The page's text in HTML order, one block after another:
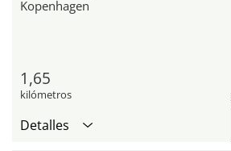
Kopenhagen
1,65
kilómetros
Detalles